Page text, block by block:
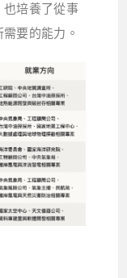
也培養了從事
要的能力。